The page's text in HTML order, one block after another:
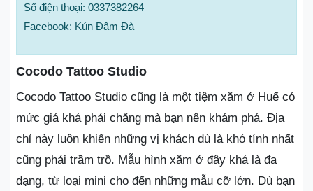
Số điện thoại: 0337382264
Facebook: Kún Đậm Đà
Cocodo Tattoo Studio
Cocodo Tattoo Studio cũng là một tiệm xăm ở Huế có
mức giá khá phải chăng mà bạn nên khám phá. Địa
chỉ này luôn khiến những vị khách dù là khó tính nhất
cũng phải trầm trồ. Mẫu hình xăm ở đây khá là đa
dạng, từ loại mini cho đến những mẫu cỡ lớn. Dù bạn